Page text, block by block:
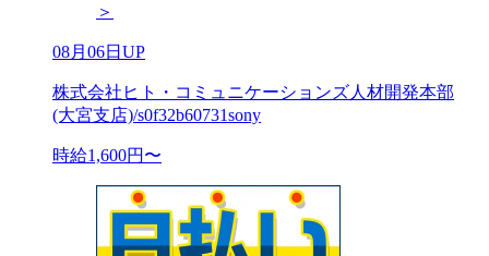
＞
08月06日UP
株式会社ヒト・コミュニケーションズ人材開発本部
(大宮支店)/s0f32b60731sony
時給1,600円〜